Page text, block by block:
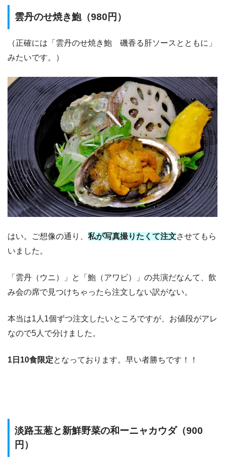
雲丹のせ焼き鮑（980円）
（正確には「雲丹のせ焼き鮑 磯香る肝ソースとともに」
みたいです。）
はい。ご想像の通り、 私が写真撮りたくて注文させてもら
いました。
「雲丹（ウニ）」と「鮑（アワビ）」の共演だなんて、飲
み会の席で見つけちゃったら注文しない訳がない。
本当は1人1個ずつ注文したいところですが、お値段がアレ
なので5人で分けました。
1日10食限定となっております。早い者勝ちです！！
淡路玉葱と新鮮野菜の和ーニャカウダ（900
円）